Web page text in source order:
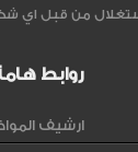
من قبل اي
روابط
ارشيف